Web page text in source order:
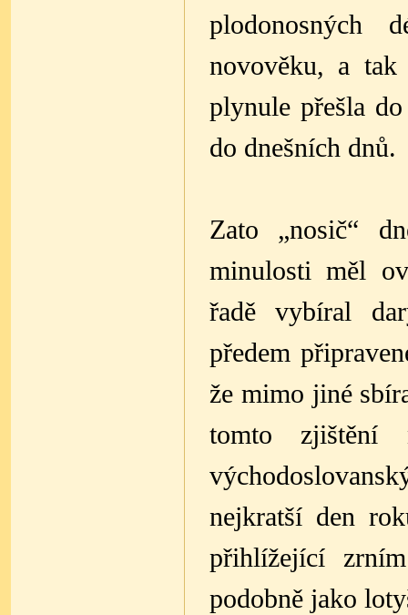
novověku, a tak
plynule přešla
do dnešních dnů.
Zato „nosič“
minulosti měl
řadě vybíral
předem
že mimo jiné
tomto
nejkratší den
přihlížející
podobně jako